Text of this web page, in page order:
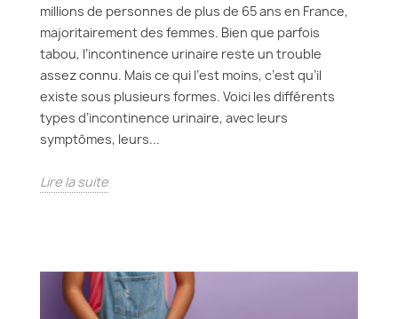
millions de personnes de plus de 65 ans en France,
majoritairement des femmes. Bien que parfois
tabou, l’incontinence urinaire reste un trouble
assez connu. Mais ce qui l’est moins, c’est qu’il
existe sous plusieurs formes. Voici les différents
types d’incontinence urinaire, avec leurs
symptômes, leurs...
Lire la suite